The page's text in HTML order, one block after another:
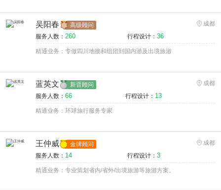
吴阳春 高级顾问
成都
服务人数： 260 行程设计： 36
精通业务：专做四川地接和组团到国内游及出境旅游
蓝英文 新晋顾问
成都
服务人数： 66 行程设计： 13
精通业务：环球旅行服务专家
王仲威 金牌顾问
成都
服务人数： 14 行程设计： 3
精通业务：专业策划省内/省外/出境旅游等旅游方案。